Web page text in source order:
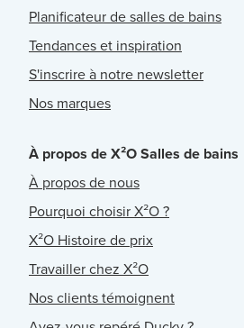
Planificateur de salles de bains
Tendances et inspiration
S'inscrire à notre newsletter
Nos marques
À propos de X²O Salles de bains
À propos de nous
Pourquoi choisir X²O ?
X²O Histoire de prix
Travailler chez X²O
Nos clients témoignent